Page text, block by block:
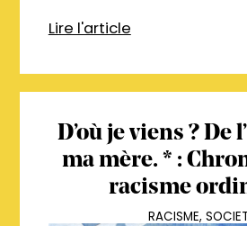
Lire l'article
D’où je viens ? De
ma mère. * :
racisme
RACISME,